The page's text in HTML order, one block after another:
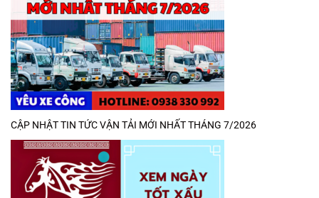
CẬP NHẬT TIN TỨC VẬN TẢI MỚI NHẤT THÁNG 7/2026